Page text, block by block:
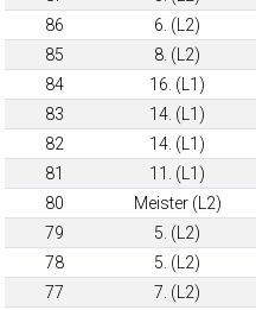
86
6. (L2)
85
8. (L2)
84
16. (L1)
83
14. (L1)
82
14. (L1)
81
11. (L1)
80
Meister (L2)
79
5. (L2)
78
5. (L2)
77
7. (L2)